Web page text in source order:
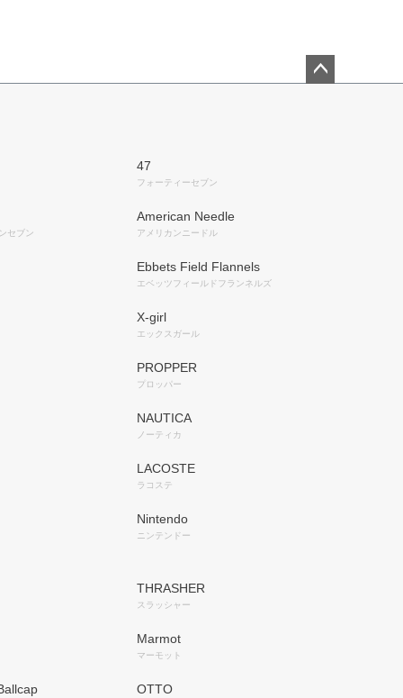
47
フォーティーセブン
セブン
American Needle
アメリカンニードル
Ebbets Field Flannels
エベッツフィールドフランネルズ
X-girl
エックスガール
PROPPER
プロッパー
NAUTICA
ノーティカ
LACOSTE
ラコステ
Nintendo
ニンテンドー
THRASHER
スラッシャー
Marmot
マーモット
OTTO